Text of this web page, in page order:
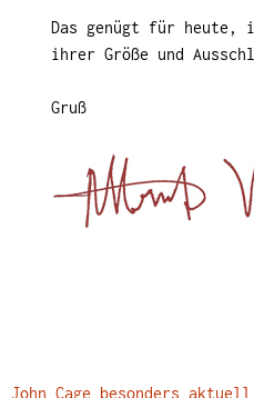
Das genügt für heute,
ihrer Größe und
Gruß
John Cage besonders aktuell